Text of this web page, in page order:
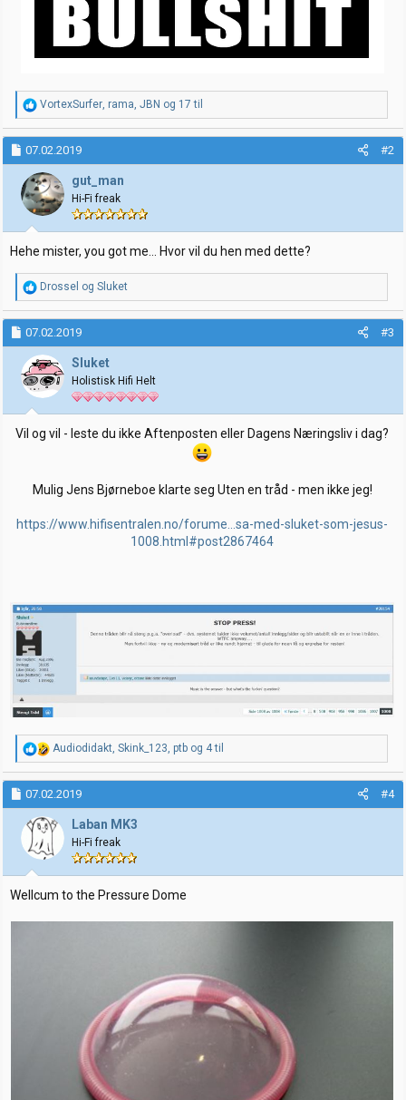
R
e
a
k
j
o
n
e
r
VortexSurfer rama JBN og 17 til
07.02.2019 #2
gut_man
Hi-Fi freak
Hehe mister, you got me... Hvor vil du hen med dette?
R
e
a
k
j
o
n
e
r
:
Drossel og Sluket
07.02.2019 #3
Sluket
Holistisk Hifi Helt
Vil og vil - leste du ikke Aftenposten eller Dagens Næringsliv i dag?
Mulig Jens Bjørneboe klarte seg Uten en tråd - men ikke jeg!
https://www.hifisentralen.no/forume...sa-med-sluket-som-jesus-
1008.html#post2867464
R
e
a
k
s
j
o
n
r
:
Audiodidakt, Skink_123, ptb og 4 til
07.02.2019 #4
Laban MK3
Hi-Fi freak
Wellcum to the Pressure Dome